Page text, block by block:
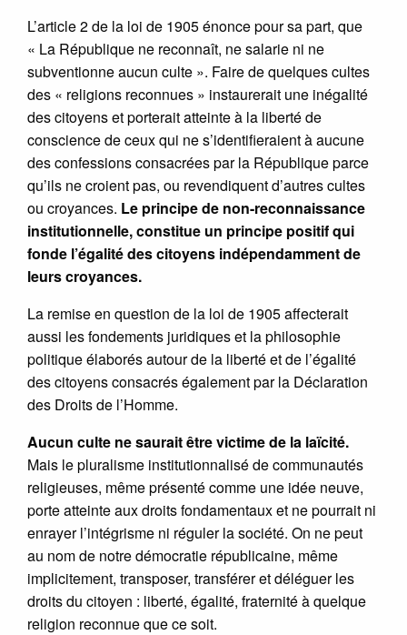
L’article 2 de la loi de 1905 énonce pour sa part, que
« La République ne reconnaît, ne salarie ni ne
subventionne aucun culte ». Faire de quelques cultes
des « religions reconnues » instaurerait une inégalité
des citoyens et porterait atteinte à la liberté de
conscience de ceux qui ne s’identifieraient à aucune
des confessions consacrées par la République parce
qu’ils ne croient pas, ou revendiquent d’autres cultes
ou croyances. Le principe de non-reconnaissance
institutionnelle, constitue un principe positif qui
fonde l’égalité des citoyens indépendamment de
leurs croyances.
La remise en question de la loi de 1905 affecterait
aussi les fondements juridiques et la philosophie
politique élaborés autour de la liberté et de l’égalité
des citoyens consacrés également par la Déclaration
des Droits de l’Homme.
Aucun culte ne saurait être victime de la laïcité.
Mais le pluralisme institutionnalisé de communautés
religieuses, même présenté comme une idée neuve,
porte atteinte aux droits fondamentaux et ne pourrait ni
enrayer l’intégrisme ni réguler la société. On ne peut
au nom de notre démocratie républicaine, même
implicitement, transposer, transférer et déléguer les
droits du citoyen : liberté, égalité, fraternité à quelque
religion reconnue que ce soit.